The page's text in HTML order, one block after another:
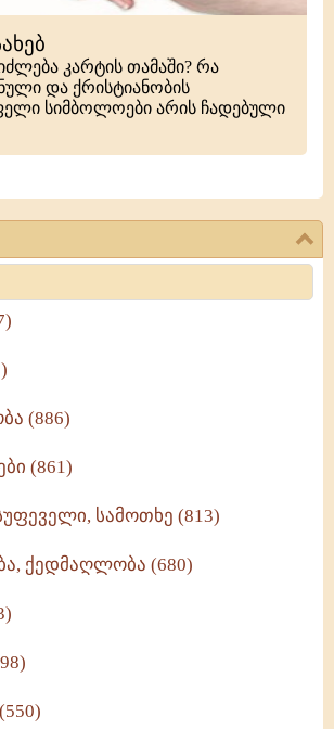
(886)
(861)
სამოთხე (813)
ქედმაღლობა (680)
კარტის თამაში? რა
და ქრისტიანობის
სიმბოლოები არის ჩადებული